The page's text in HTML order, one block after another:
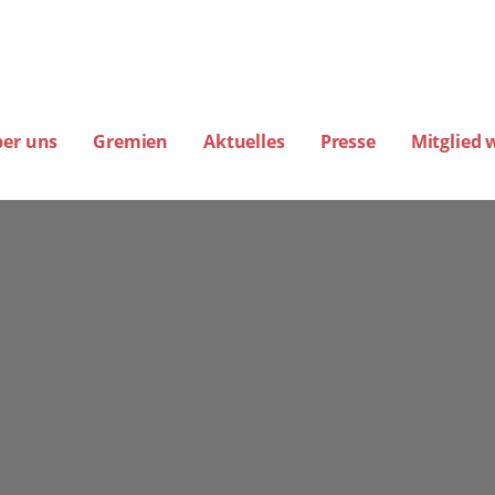
uns Gremien Aktuelles Presse Mitglied